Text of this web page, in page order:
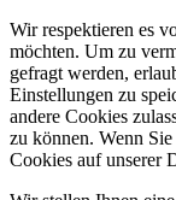
Wir respektieren es
möchten. Um zu
gefragt werden,
Einstellungen zu
andere Cookies
zu können. Wenn
Cookies auf unserer